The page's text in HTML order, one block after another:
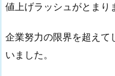
値上げラッシュがとまり
企業努力の限界を超えて
いました。